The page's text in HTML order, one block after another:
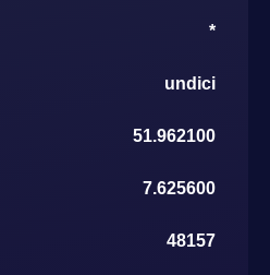
*
undici
51.962100
7.625600
48157